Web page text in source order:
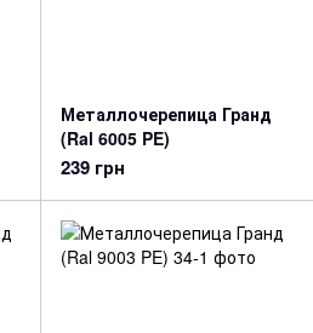
Металлочерепица Гранд
(Ral 6005 PE)
239 грн